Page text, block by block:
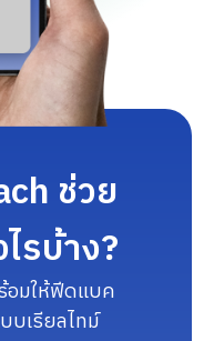
ช่วย
รบ้าง?
อมให้ฟีดแบค
บเรียลไทม์